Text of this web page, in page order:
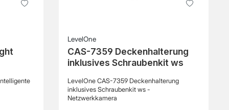
LevelOne
CAS-7359 Deckenhalterung
inklusives Schraubenkit ws
LevelOne CAS-7359 Deckenhalterung
inklusives Schraubenkit ws -
Netzwerkkamera